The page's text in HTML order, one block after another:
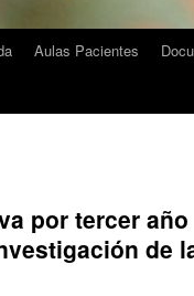
Aulas Pacientes
por tercer año
de